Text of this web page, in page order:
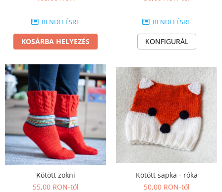
Bokalánc
Karperec
Fém ötvözet ékszerek
Nyaklánc / Medál
Fülbevaló
Karperec
Kitűző
Gyöngy / Talizmán
Haj kiegészítők
Havasi gyopár ékszerek
Nyaklánc / Medál
Fülbevaló
Ékszertartó
RENDELÉSRE
KOSÁRBA HELYEZÉS
RENDELÉSRE
KONFIGURÁL
Kötött zokni
55,00 RON-tól
Kötött sapka - róka
50,00 RON-tól